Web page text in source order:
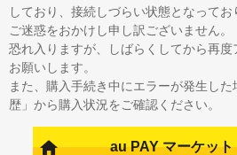
しており、接続しづらい状態となってお
ご迷惑をおかけし申し訳ございません。
恐れ入りますが、しばらくしてから再度
お願いします。
また、購入手続き中にエラーが発生し
歴」から購入状況をご確認ください。
au PAY マーケッ